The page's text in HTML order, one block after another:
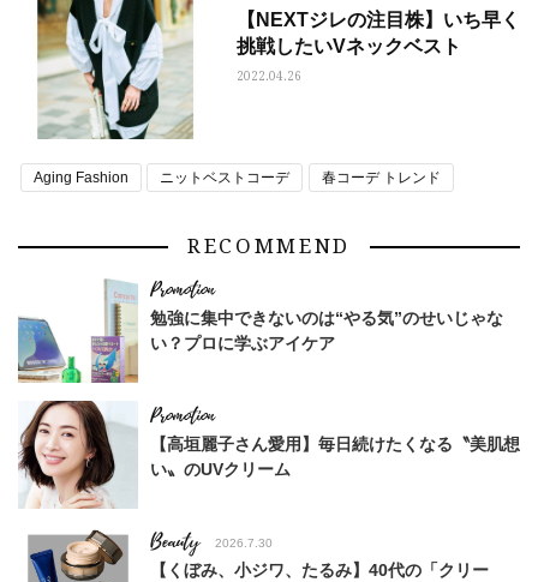
【NEXTジレの注目株】いち早く
挑戦したいVネックベスト
2022.04.26
Aging Fashion ニットベストコーデ 春コーデ トレンド
RECOMMEND
勉強に集中できないのは“やる気”のせいじゃな
い？プロに学ぶアイケア
【高垣麗子さん愛用】毎日続けたくなる〝美肌想
い〟のUVクリーム
Beauty 2026.7.30
【くぼみ、小ジワ、たるみ】40代の「クリー